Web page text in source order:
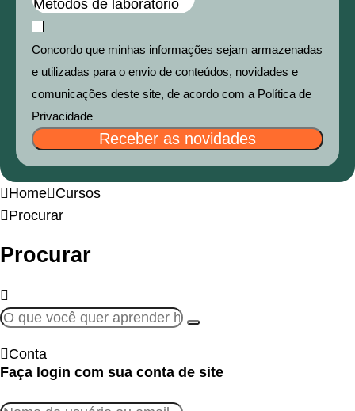
Concordo que minhas informações sejam armazenadas
e utilizadas para o envio de conteúdos, novidades e
comunicações deste site, de acordo com a Política de
Privacidade
Receber as novidades
Home Cursos
Procurar
Procurar
Conta
Faça login com sua conta de site